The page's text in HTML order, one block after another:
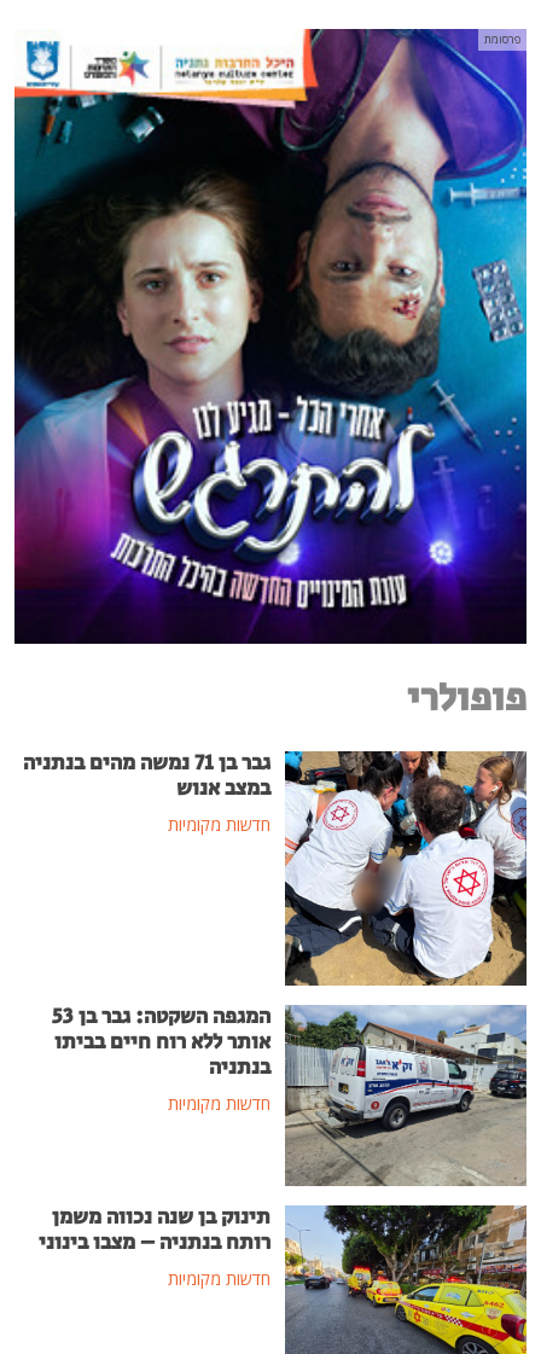
פרסומת
פופולרי
גבר בן 71 נמשה מהים בנתניה
במצב אנוש
חדשות מקומיות
המגפה השקטה: גבר בן 53
אותר ללא רוח חיים בביתו
בנתניה
חדשות מקומיות
תינוק בן שנה נכווה משמן
רותח בנתניה – מצבו בינוני
חדשות מקומיות